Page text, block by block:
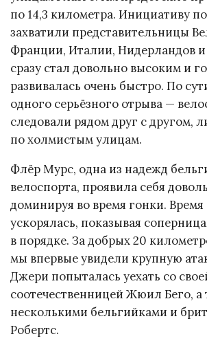
по 14,3 километра. Инициативу
захватили представительницы
Франции, Италии, Нидерландов
сразу стал довольно высоким и
развивалась очень быстро. По
одного серьёзного отрыва —
следовали рядом друг с другом,
по холмистым улицам.
Флёр Мурс, одна из надежд
велоспорта, проявила себя
доминируя во время гонки.
ускорялась, показывая
в порядке. За добрых 20
мы впервые увидели крупную
Джери попыталась уехать со
соотечественницей Жюил Бего, а
несколькими бельгийками и
Робертс.